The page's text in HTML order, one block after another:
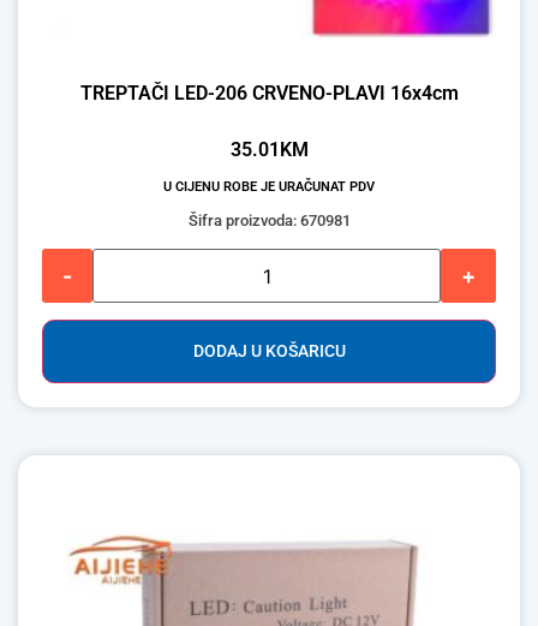
TREPTAČI LED-206 CRVENO-PLAVI 16x4cm
35.01KM
U CIJENU ROBE JE URAČUNAT PDV
Šifra proizvoda: 670981
- +
DODAJ U KOŠARICU